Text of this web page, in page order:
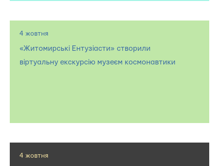
4 жовтня
«Житомирські Ентузіасти» створили
віртуальну екскурсію музеєм космонавтики
4 жовтня